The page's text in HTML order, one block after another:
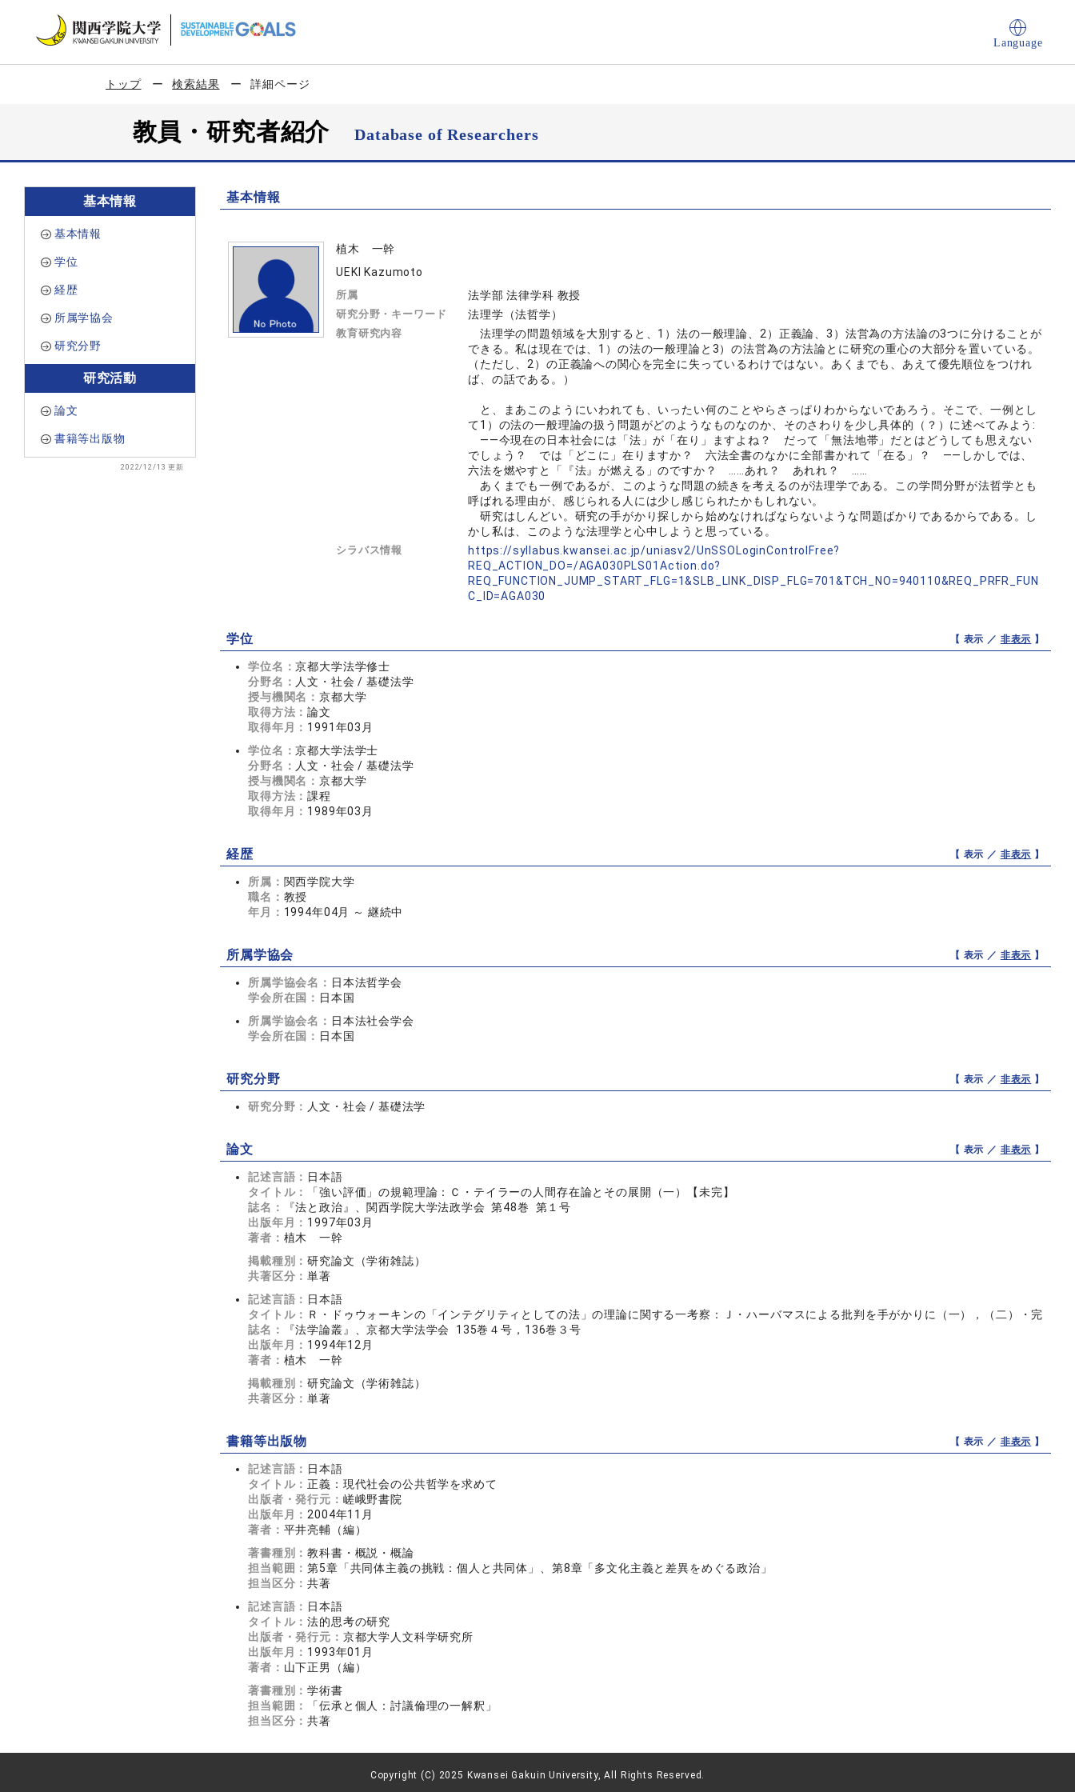
Language
トップ 検索結果 詳細ページ
教員・研究者紹介Database of Researchers
基本情報
基本情報
学位
経歴
所属学協会
研究分野
研究活動
論文
書籍等出版物
2022/12/13 更新
基本情報
植木 一幹
UEKI Kazumoto
所属 法学部 法律学科 教授
研究分野・キーワード 法理学（法哲学）
教育研究内容
法理学の問題領域を大別すると、1）法の一般理論、2）正義論、3）法営為の方法論の3つに分けることが
できる。私は現在では、1）の法の一般理論と3）の法営為の方法論とに研究の重心の大部分を置いている。
（ただし、2）の正義論への関心を完全に失っているわけではない。あくまでも、あえて優先順位をつけれ
ば、の話である。）
と、まあこのようにいわれても、いったい何のことやらさっぱりわからないであろう。そこで、一例とし
て1）の法の一般理論の扱う問題がどのようなものなのか、そのさわりを少し具体的（？）に述べてみよう:
――今現在の日本社会には「法」が「在り」ますよね？ だって「無法地帯」だとはどうしても思えない
でしょう？ では「どこに」在りますか？ 六法全書のなかに全部書かれて「在る」？ ――しかしでは、
六法を燃やすと「『法』が燃える」のですか？ ……あれ？ あれれ？ ……
あくまでも一例であるが、このような問題の続きを考えるのが法理学である。この学問分野が法哲学とも
呼ばれる理由が、感じられる人には少し感じられたかもしれない。
研究はしんどい。研究の手がかり探しから始めなければならないような問題ばかりであるからである。し
かし私は、このような法理学と心中しようと思っている。
シラバス情報
https://syllabus.kwansei.ac.jp/uniasv2/UnSSOLoginControlFree?
REQ_ACTION_DO=/AGA030PLS01Action.do?
REQ_FUNCTION_JUMP_START_FLG=1&SLB_LINK_DISP_FLG=701&TCH_NO=940110&REQ_PRFR_FUN
C_ID=AGA030
学位 【 表示 ／ 非表示 】
学位名：京都大学法学修士
分野名： 人文・社会 / 基礎法学
授与機関名：京都大学
取得方法：論文
取得年月： 1991年03月
学位名：京都大学法学士
分野名： 人文・社会 / 基礎法学
授与機関名：京都大学
取得方法：課程
取得年月： 1989年03月
経歴 【 表示 ／ 非表示 】
所属： 関西学院大学
職名： 教授
年月： 1994年04月 ～ 継続中
所属学協会 【 表示 ／ 非表示 】
所属学協会名： 日本法哲学会
学会所在国： 日本国
所属学協会名： 日本法社会学会
学会所在国： 日本国
研究分野 【 表示 ／ 非表示 】
研究分野： 人文・社会 / 基礎法学
論文 【 表示 ／ 非表示 】
記述言語： 日本語
タイトル：
「強い評価」の規範理論：Ｃ・テイラーの人間存在論とその展開（一）【未完】
誌名：
『法と政治』、関西学院大学法政学会 第48巻 第１号
出版年月： 1997年03月
著者： 植木 一幹
掲載種別：研究論文（学術雑誌）
共著区分：単著
記述言語： 日本語
タイトル： Ｒ・ドゥウォーキンの「インテグリティとしての法」の理論に関する一考察：Ｊ・ハーバマスによる批判を手がかりに（一），（二）・完
誌名：
『法学論叢』、京都大学法学会 135巻４号，136巻３号
出版年月： 1994年12月
著者： 植木 一幹
掲載種別：研究論文（学術雑誌）
共著区分：単著
書籍等出版物 【 表示 ／ 非表示 】
記述言語： 日本語
タイトル：正義：現代社会の公共哲学を求めて
出版者・発行元： 嵯峨野書院
出版年月： 2004年11月
著者： 平井亮輔（編）
著書種別：教科書・概説・概論
担当範囲：第5章「共同体主義の挑戦：個人と共同体」、第8章「多文化主義と差異をめぐる政治」
担当区分：共著
記述言語： 日本語
タイトル：法的思考の研究
出版者・発行元： 京都大学人文科学研究所
出版年月： 1993年01月
著者： 山下正男（編）
著書種別：学術書
担当範囲：
「伝承と個人：討議倫理の一解釈」
担当区分：共著
Copyright (C) 2025 Kwansei Gakuin University, All Rights Reserved.